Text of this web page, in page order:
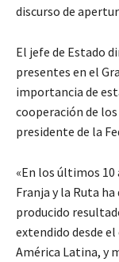
discurso de
El jefe de Estado
presentes en el
importancia de
cooperación de
presidente de la
«En los últimos
Franja y la Ruta
producido
extendido desde
América Latina, y